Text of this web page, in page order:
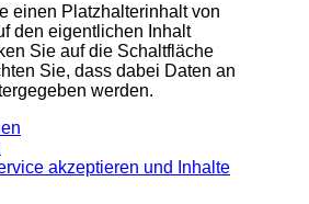
einen Platzhalterinhalt von
den eigentlichen Inhalt
Sie auf die Schaltfläche
Sie, dass dabei Daten an
werden.
akzeptieren und Inhalte